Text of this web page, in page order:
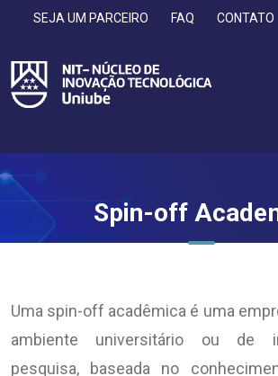
SEJA UM PARCEIRO FAQ CONTATO
Spin-off
Uma spin-off acadêmica é uma
ambiente universitário ou de
pesquisa, baseada no